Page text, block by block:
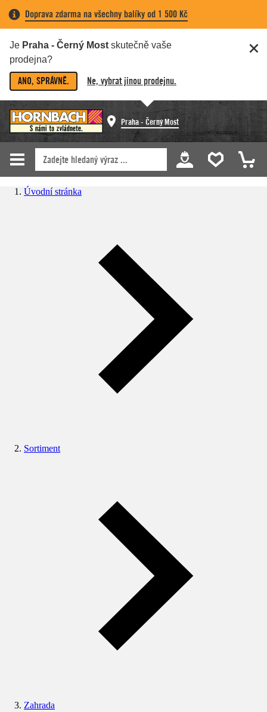
Doprava zdarma na všechny balíky od 1 500 Kč
Je Praha - Černý Most skutečně vaše
prodejna?
ANO, SPRÁVNĚ. Ne, vybrat jinou prodejnu.
Praha - Černý Most
Úvodní stránka
Sortiment
Zahrada